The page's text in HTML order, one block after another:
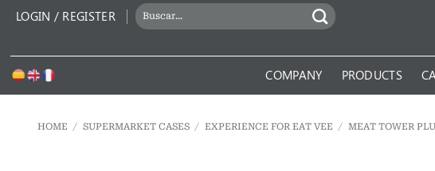
LOGIN / REGISTER
SEARCH
FOR:
COMPANY PRODUCTS
HOME / SUPERMARKET CASES / EXPERIENCE FOR EAT VEE / MEAT TOWER